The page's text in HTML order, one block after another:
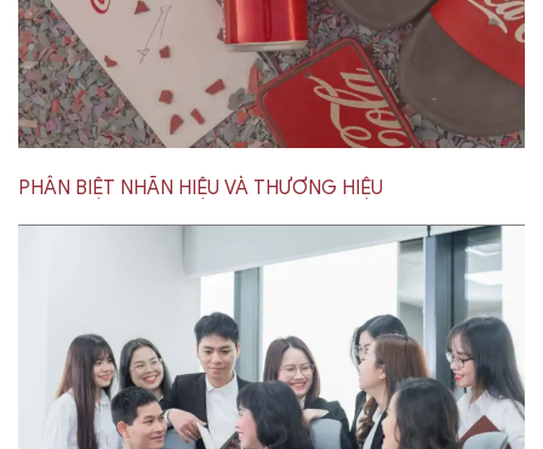
PHÂN BIỆT NHÃN HIỆU VÀ THƯƠNG HIỆU